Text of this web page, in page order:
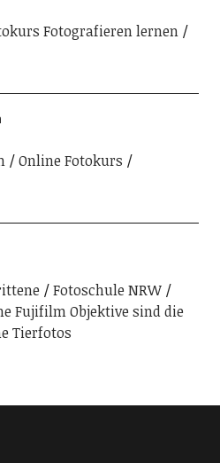
Fotografieren lernen
Online Fotokurs
Fotoschule NRW
Fujifilm Objektive sind die
Tierfotos